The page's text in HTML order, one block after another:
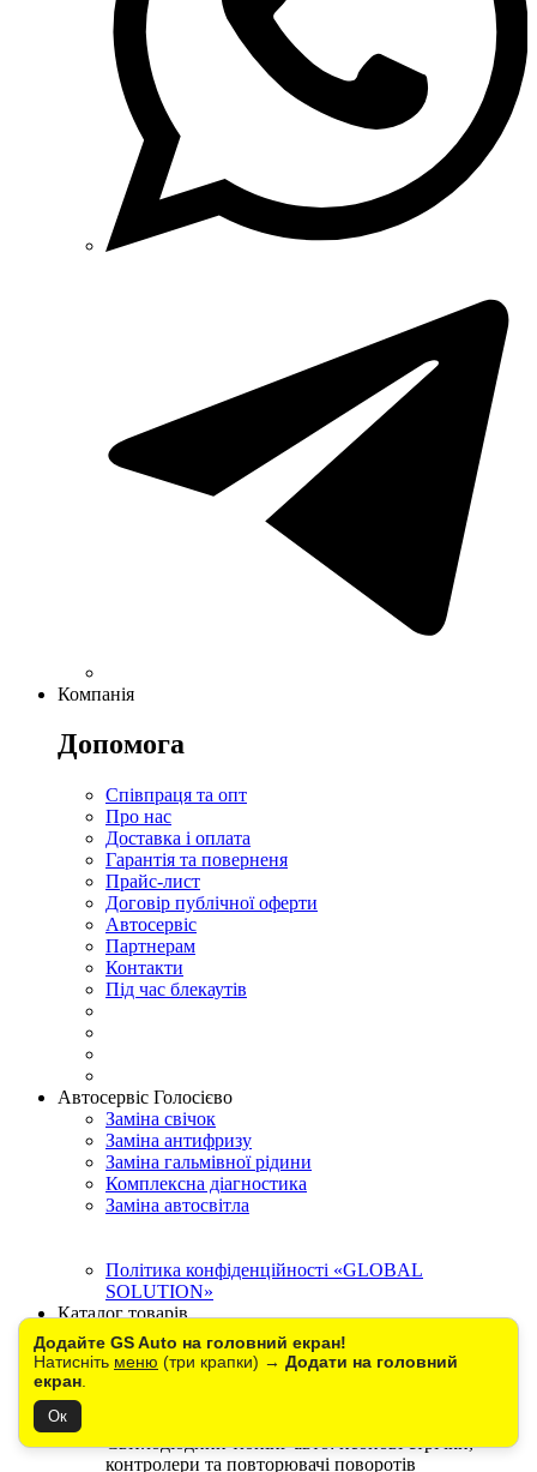
Додайте GS Auto на головний екран!
Натисніть меню (три крапки) → Додати на головний
екран
Ок
Компанія
Допомога
Співпраця та опт
Про нас
Доставка і оплата
Гарантія та поверненя
Прайс-лист
Договір публічної оферти
Автосервіс
Партнерам
Контакти
Під час блекаутів
Автосервіс Голосієво
Заміна свічок
Заміна антифризу
Заміна гальмівної рідини
Комплексна діагностика
Заміна автосвітла
Політика конфіденційності «GLOBAL
SOLUTION»
Каталог товарів
Демонстраційні Стенди та Виставкові Рамки для
Автомобільних Лампочок
Електроніка
Світлодіодний тюнінг авто: неонові стрічки,
контролери та повторювачі поворотів